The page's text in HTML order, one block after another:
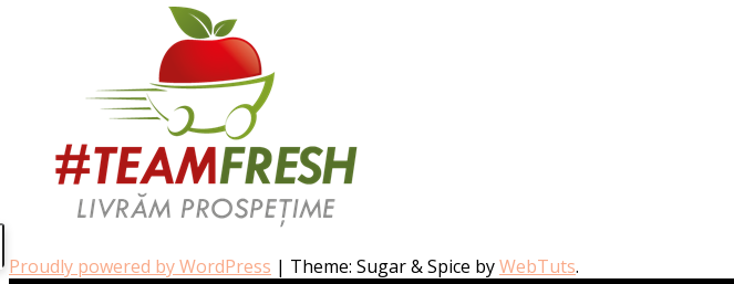
Proudly powered by WordPress | Theme: Sugar & Spice byWebTuts.